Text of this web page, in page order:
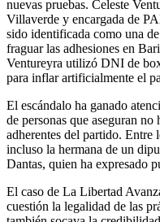
nuevas pruebas. Celeste
Villaverde y encargada de
sido identificada como una
fraguar las adhesiones en
Ventureyra utilizó DNI de
para inflar artificialmente el
El escándalo ha ganado
de personas que aseguran
adherentes del partido. Entre
incluso la hermana de un
Dantas, quien ha expresado
El caso de La Libertad
cuestión la legalidad de las